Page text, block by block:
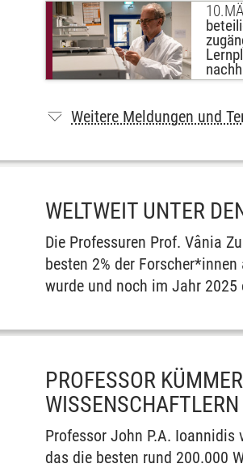
10.
Weitere Meldungen und
WELTWEIT UNTER
Die Professuren Prof. Vânia
besten 2% der
wurde und noch im Jahr
PROFESSOR
WISSENSCHAFTLERN
Professor John P.A.
das die besten rund 200.000